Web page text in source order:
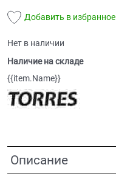
Добавить в избранное
Нет в наличии
Наличие на складе
{{item.Name}}
Описание